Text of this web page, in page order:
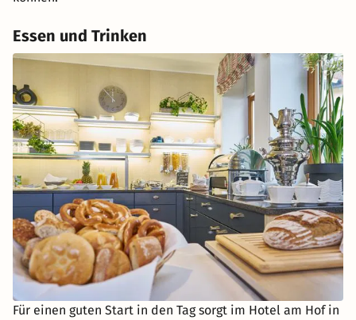
Essen und Trinken
Für einen guten Start in den Tag sorgt im Hotel am Hof in